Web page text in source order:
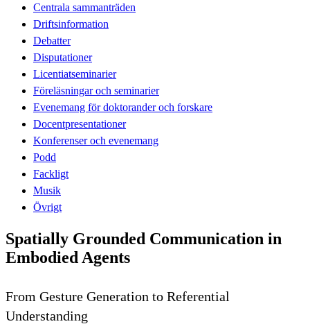
Centrala sammanträden
Driftsinformation
Debatter
Disputationer
Licentiatseminarier
Föreläsningar och seminarier
Evenemang för doktorander och forskare
Docentpresentationer
Konferenser och evenemang
Podd
Fackligt
Musik
Övrigt
Spatially Grounded Communication in
Embodied Agents
From Gesture Generation to Referential
Understanding